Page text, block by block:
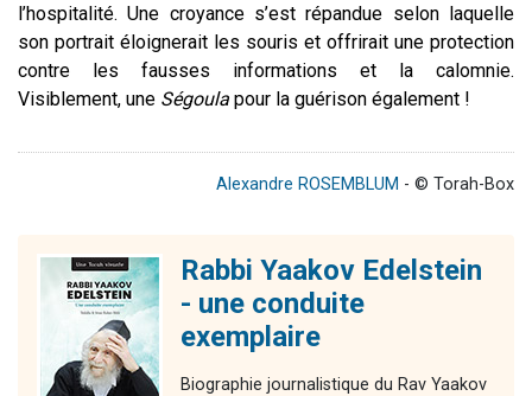
l’hospitalité. Une croyance s’est répandue selon laquelle
son portrait éloignerait les souris et offrirait une protection
contre les fausses informations et la calomnie.
Visiblement, une Ségoula pour la guérison également !
Alexandre ROSEMBLUM - © Torah-Box
Rabbi Yaakov Edelstein
- une conduite
exemplaire
Biographie journalistique du Rav Yaakov